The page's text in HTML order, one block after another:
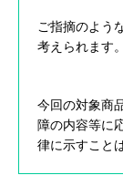
ご指摘のよう
考えられます。
今回の対象商
障の内容等に
律に示すこと